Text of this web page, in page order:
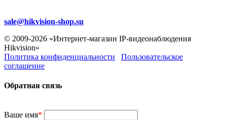
sale@hikvision-shop.su
© 2009-2026 «Интернет-магазин IP-видеонаблюдения
Hikvision»
Политика конфиденциальности
Пользовательское
соглашение
Обратная связь
Ваше имя*